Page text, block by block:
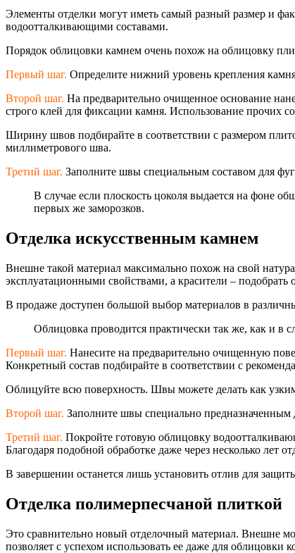
Элементы отделки могут иметь самый разный размер и
водоотталкивающими составами.
Порядок облицовки камнем очень похож на облицовку
Первый шаг. Определите нижний уровень крепления
Второй шаг. На предварительно очищенное основание
строго клей для фиксации камня. Использование прочих
Ширину швов подбирайте в соответствии с размером
миллиметрового шва.
Третий шаг. Заполните швы специальным составом для
В случае если плоскость цоколя выдается на фоне
первых же заморозков.
Отделка искусственным камнем
Внешне такой материал максимально похож на свой
эксплуатационными свойствами, а красители –
В продаже доступен большой выбор материалов в
Облицовка проводится практически так же, как и в
Первый шаг. Нанесите на предварительно очищенную
Конкретный состав подбирайте в соответствии с
Облицуйте всю поверхность. Швы можете делать как
Второй шаг. Заполните швы специально предназначенным
Третий шаг. Покройте готовую облицовку
Благодаря подобной обработке даже через несколько лет
В завершении останется лишь установить отлив для
Отделка полимерпесчаной плиткой
Это сравнительно новый отделочный материал. Внешне
позволяет с успехом использовать ее даже для